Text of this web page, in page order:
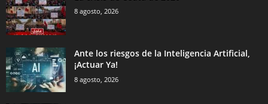
8 agosto, 2026
Ante los riesgos de la Inteligencia Artificial,
¡Actuar Ya!
8 agosto, 2026